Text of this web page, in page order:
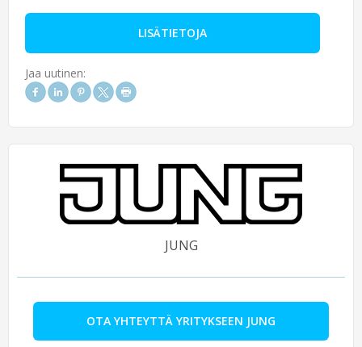
LISÄTIETOJA
Jaa uutinen:
JUNG
OTA YHTEYTTÄ YRITYKSEEN JUNG